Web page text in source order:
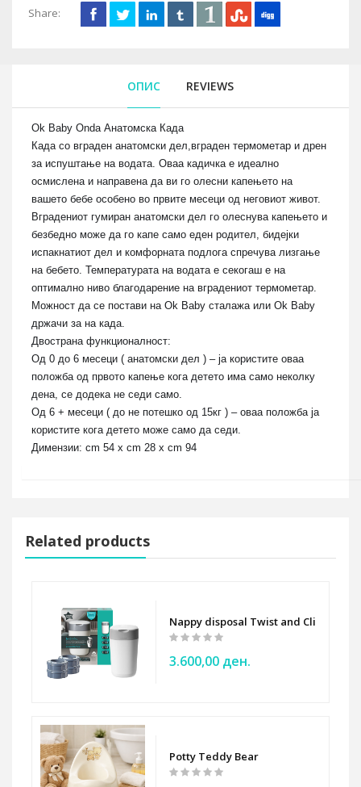
Share:
ОПИС REVIEWS
Ok Baby Onda Анатомска Када
Када со вграден анатомски дел,вграден термометар и дрен
за испуштање на водата. Оваа кадичка е идеално
осмислена и направена да ви го олесни капењето на
вашето бебе особено во првите месеци од неговиот живот.
Вградениот гумиран анатомски дел го олеснува капењето и
безбедно може да го капе само еден родител, бидејки
испакнатиот дел и комфорната подлога спречува лизгање
на бебето. Температурата на водата е секогаш е на
оптимално ниво благодарение на вградениот термометар.
Можност да се постави на Ok Baby сталажа или Ok Baby
држачи за на када.
Двострана функционалност:
Од 0 до 6 месеци ( анатомски дел ) – ја користите оваа
положба од првото капење кога детето има само неколку
дена, се додека не седи само.
Од 6 + месеци ( до не потешко од 15кг ) – оваа положба ја
користите кога детето може само да седи.
Димензии: cm 54 x cm 28 x cm 94
Related products
- Tega Baby - pink little bunnies
- Tega Baby
Nappy disposal Twist and Click
3.600,00 ден.
Potty Teddy Bear